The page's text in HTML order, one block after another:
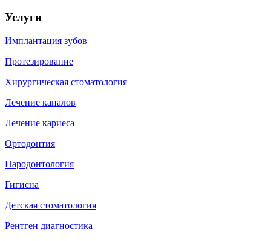
Услуги
Имплантация зубов
Протезирование
Хирургическая стоматология
Лечение каналов
Лечение кариеса
Ортодонтия
Пародонтология
Гигиєна
Детская стоматология
Рентген диагностика